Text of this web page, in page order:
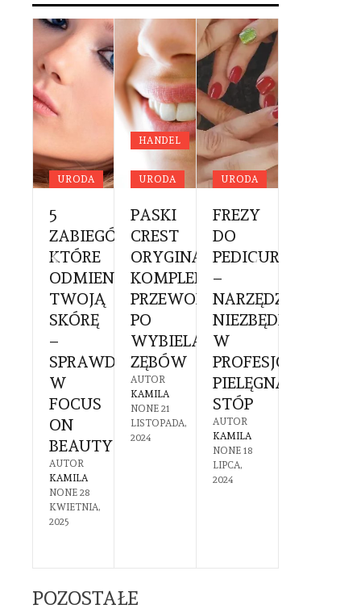
URODA
5
ZABIEGÓW,
KTÓRE
ODMIENIĄ
TWOJĄ
SKÓRĘ
–
SPRAWDŹ
W
FOCUS
ON
BEAUTY
AUTOR
KAMILA
NONE 28
KWIETNIA,
2025
HANDEL
URODA
PASKI
CREST
ORYGINALNE:
KOMPLEKSOWY
PRZEWODNIK
PO
WYBIELANIU
ZĘBÓW
AUTOR
KAMILA
NONE 21
LISTOPADA,
2024
URODA
FREZY
DO
PEDICURE
–
NARZĘDZIE
NIEZBĘDNE
W
PROFESJONALNEJ
PIELĘGNACJI
STÓP
AUTOR
KAMILA
NONE 18
LIPCA,
2024
POZOSTAŁE